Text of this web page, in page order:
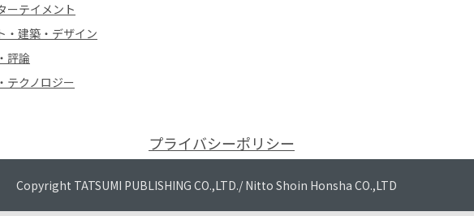
ーテイメント
・建築・デザイン
評論
テクノロジー
プライバシーポリシー
Copyright TATSUMI PUBLISHING CO.,LTD./ Nitto Shoin Honsha CO.,LTD